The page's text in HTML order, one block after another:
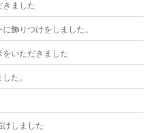
きました
飾りつけをしました。
いただきました
た。
しました